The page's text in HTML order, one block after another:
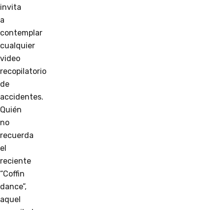
invita
a
contemplar
cualquier
video
recopilatorio
de
accidentes.
Quién
no
recuerda
el
reciente
“Coffin
dance”,
aquel